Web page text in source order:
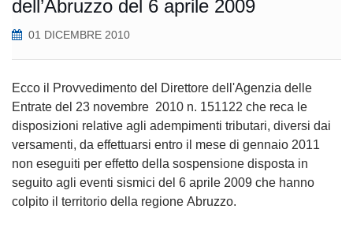
dell’Abruzzo del 6 aprile 2009
01 DICEMBRE 2010
Ecco il Provvedimento del Direttore dell'Agenzia delle
Entrate del 23 novembre 2010 n. 151122 che reca le
disposizioni relative agli adempimenti tributari, diversi dai
versamenti, da effettuarsi entro il mese di gennaio 2011
non eseguiti per effetto della sospensione disposta in
seguito agli eventi sismici del 6 aprile 2009 che hanno
colpito il territorio della regione Abruzzo.